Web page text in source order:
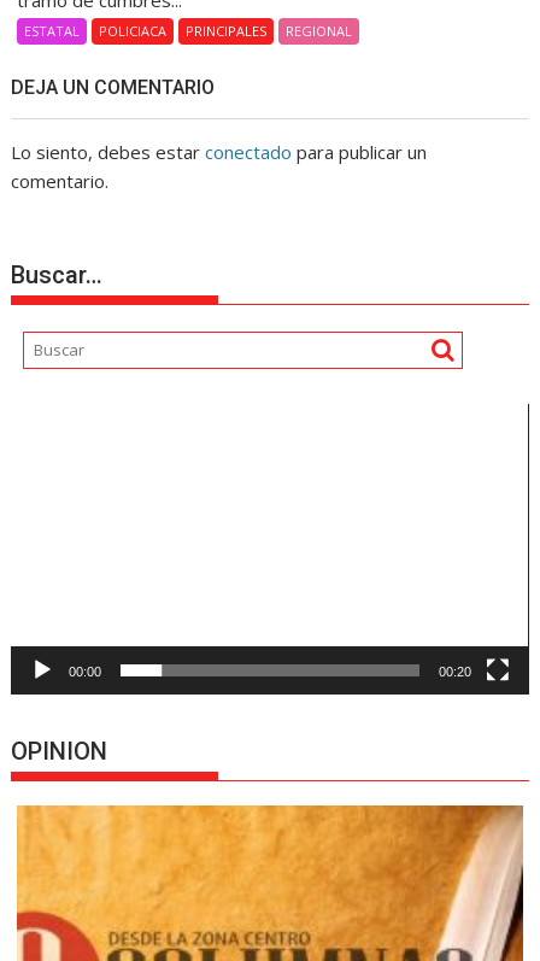
ESTATAL POLICIACA PRINCIPALES REGIONAL
DEJA UN COMENTARIO
Lo siento, debes estarconectado para publicar un
comentario.
Buscar…
00:00 00:20
OPINION